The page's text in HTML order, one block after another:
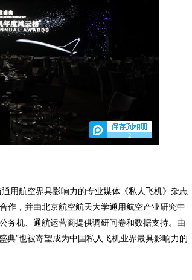
2
用航空界具影响力的专业媒体《私人飞机》杂志
作，并由北京航空航天大学通用航空产业研究中
务机、通航运营商提供调研问卷和数据支持。由
典”也被寄望成为中国私人飞机业界最具影响力的